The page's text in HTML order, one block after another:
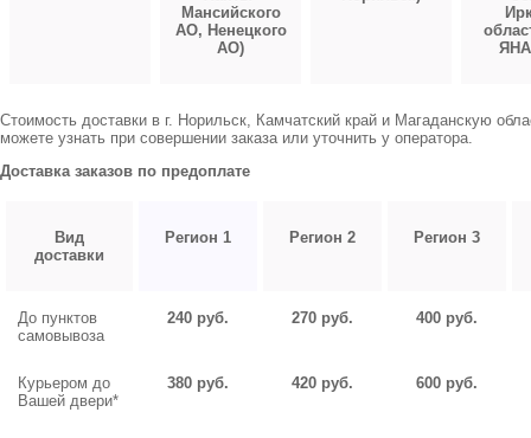
Мансийского
АО, Ненецкого
АО)
Стоимость доставки в г. Норильск, Камчатский край и Магаданскую
можете узнать при совершении заказа или уточнить у оператора.
Доставка заказов по предоплате
Вид
доставки
Регион 1 Регион 2 Регион 3
До пунктов
самовывоза
240 руб. 270 руб. 400 руб.
Курьером до
Вашей двери*
380 руб. 420 руб. 600 руб.